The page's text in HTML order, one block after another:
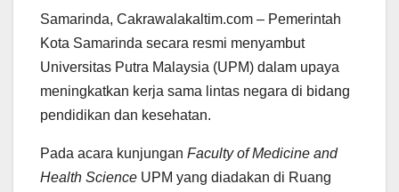
Samarinda, Cakrawalakaltim.com – Pemerintah
Kota Samarinda secara resmi menyambut
Universitas Putra Malaysia (UPM) dalam upaya
meningkatkan kerja sama lintas negara di bidang
pendidikan dan kesehatan.
Pada acara kunjungan Faculty of Medicine and
Health Science UPM yang diadakan di Ruang